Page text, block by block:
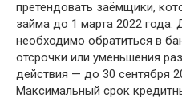
претендовать заёмщики,
займа до 1 марта 2022 года.
необходимо обратиться в
отсрочки или уменьшения
действия — до 30 сентября
Максимальный срок